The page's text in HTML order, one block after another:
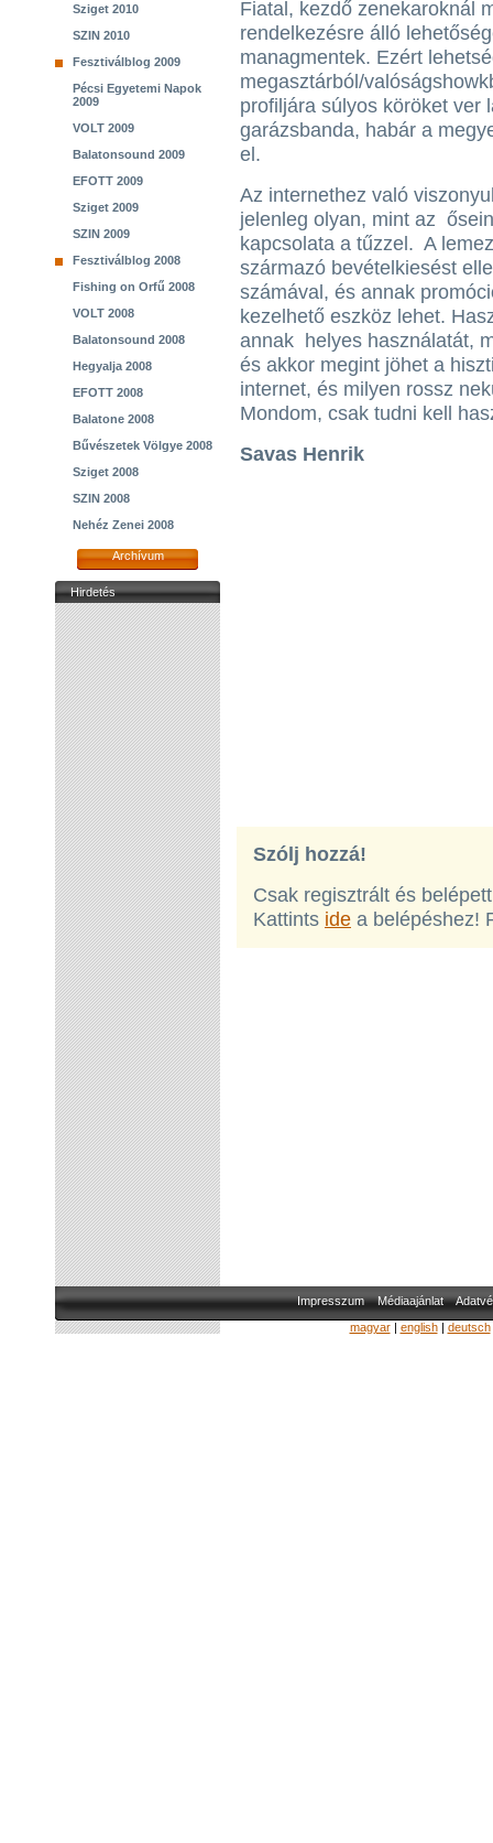
Sziget 2010
SZIN 2010
Fesztiválblog 2009
Pécsi Egyetemi Napok
2009
VOLT 2009
Balatonsound 2009
EFOTT 2009
Sziget 2009
SZIN 2009
Fesztiválblog 2008
Fishing on Orfű 2008
VOLT 2008
Balatonsound 2008
Hegyalja 2008
EFOTT 2008
Balatone 2008
Bűvészetek Völgye 2008
Sziget 2008
SZIN 2008
Nehéz Zenei 2008
Archívum
Hirdetés
Fiatal, kezdő zenekaroknál
rendelkezésre álló
managmentek. Ezért
megasztárból/
profiljára súlyos köröket ver
garázsbanda, habár a
el.
Az internethez való
jelenleg olyan, mint az
kapcsolata a tűzzel. A
származó bevételkiesést
számával, és annak
kezelhető eszköz lehet.
annak helyes használatát,
és akkor megint jöhet a
internet, és milyen rossz
Mondom, csak tudni kell
Savas Henrik
Szólj hozzá!
Csak regisztrált és
Kattints ide a belépéshez!
Impresszum Médiaajánlat
magyar| english| deutsch